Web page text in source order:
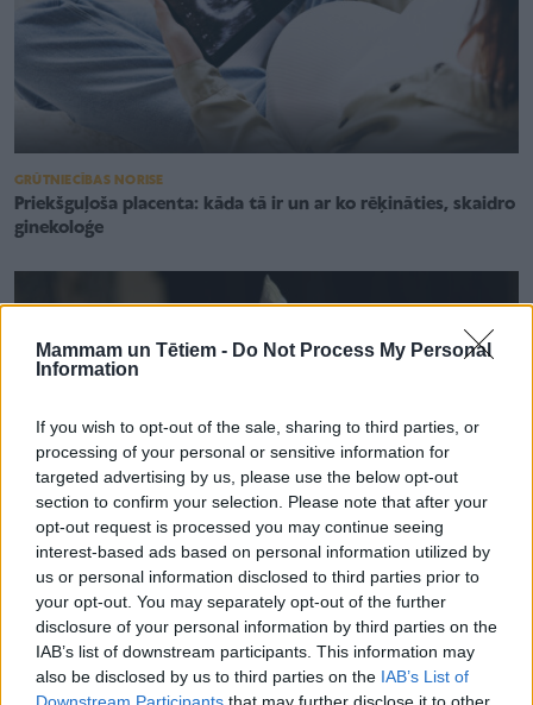
Mammam un Tētiem - Do Not Process My Personal
Information
If you wish to opt-out of the sale, sharing to third parties, or
processing of your personal or sensitive information for
targeted advertising by us, please use the below opt-out
section to confirm your selection. Please note that after your
opt-out request is processed you may continue seeing
interest-based ads based on personal information utilized by
us or personal information disclosed to third parties prior to
your opt-out. You may separately opt-out of the further
disclosure of your personal information by third parties on the
IAB’s list of downstream participants. This information may
also be disclosed by us to third parties on the IAB’s List of
Downstream Participants that may further disclose it to other
GRŪTNIECĪBAS NORISE
Priekšguļoša placenta: kāda tā ir un ar ko rēķināties, skaidro
ginekoloģe
DZEMDĪBAS
Plānotu ārpusstacionāra dzemdību vecmāšu apvienība:
Jebkādām izmaiņām jābūt balstītām skaidri identificētās